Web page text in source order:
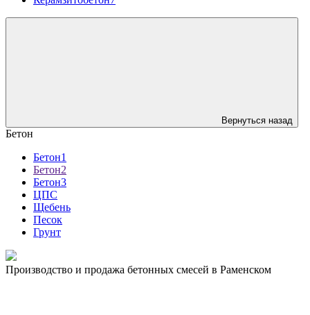
Вернуться назад
Бетон
Бетон1
Бетон2
Бетон3
ЦПС
Щебень
Песок
Грунт
Производство и продажа бетонных смесей в Раменском